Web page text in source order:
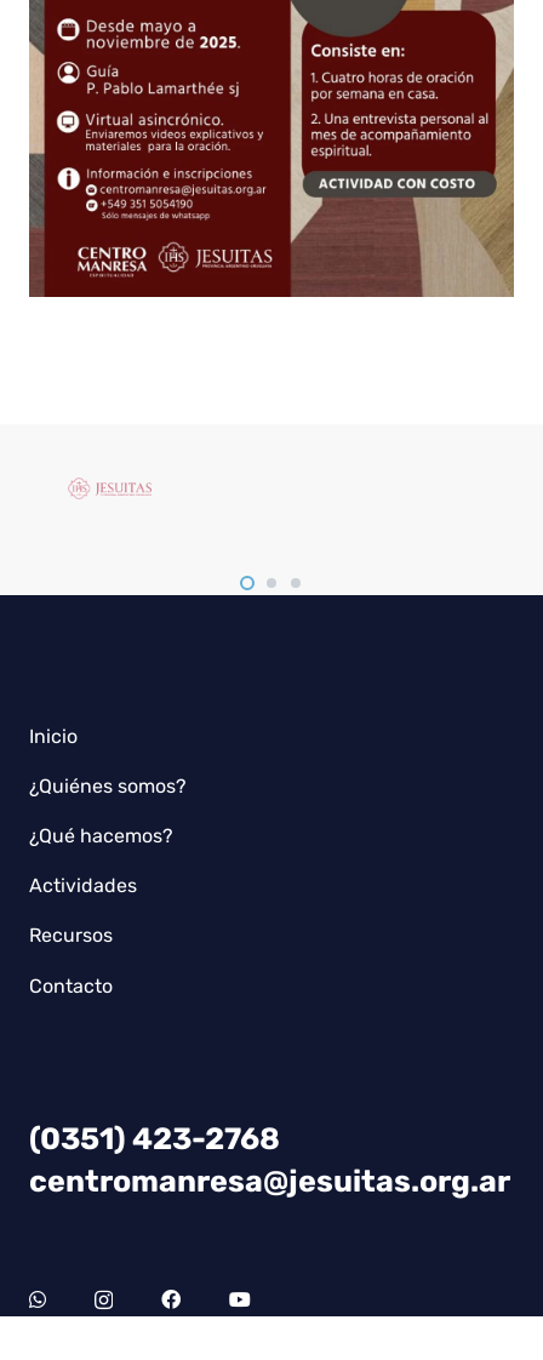
Inicio
¿Quiénes somos?
¿Qué hacemos?
Actividades
Recursos
Contacto
(0351) 423-2768
centromanresa@jesuitas.org.ar